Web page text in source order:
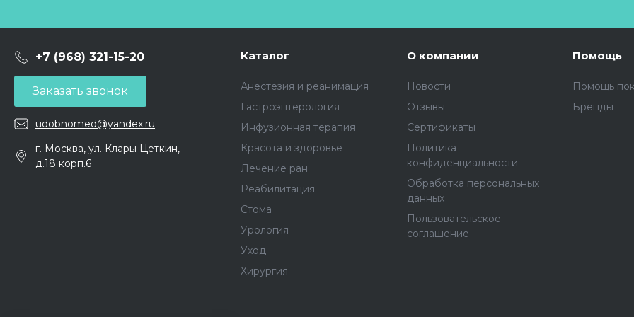
+7 (968) 321-15-20
Заказать звонок
udobnomed@yandex.ru
г. Москва, ул. Клары Цеткин,
д.18 корп.6
Каталог
Анестезия и реанимация
Гастроэнтерология
Инфузионная терапия
Красота и здоровье
Лечение ран
Реабилитация
Стома
Урология
Уход
Хирургия
О компании
Новости
Отзывы
Сертификаты
Политика
конфиденциальности
Обработка персональных
данных
Пользовательское
соглашение
Помощь
Помощь
Бренды